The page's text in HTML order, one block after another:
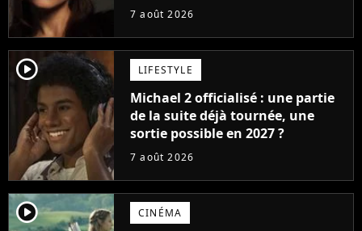
carrière avec son album Petal
7 août 2026
player2 LIFESTYLE
Michael 2 officialisé : une partie
de la suite déjà tournée, une
sortie possible en 2027 ?
7 août 2026
player2 CINÉMA